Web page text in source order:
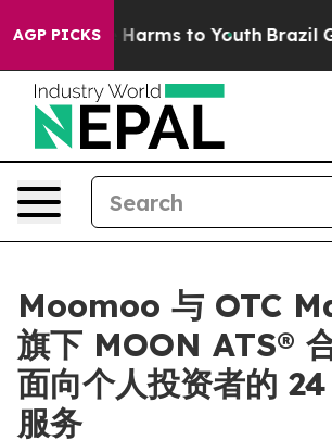
AGP PICKS
Abate Harms to Youth Brazil
Moomoo 与 OTC
旗下 MOON ATS®
面向个人投资者的
服务